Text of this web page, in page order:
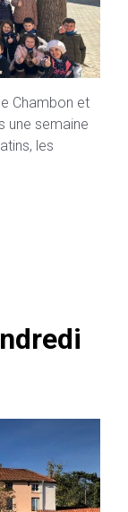
Chambon et
une semaine
les